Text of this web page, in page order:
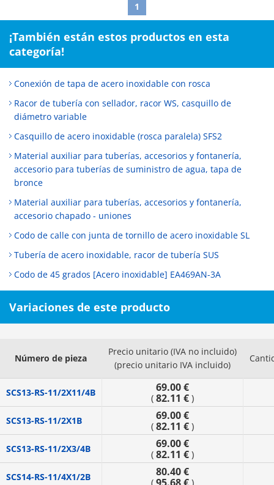
1
¡También están estos productos en esta
categoría!
Conexión de tapa de acero inoxidable con rosca
Racor de tubería con sellador, racor WS, casquillo de
diámetro variable
Casquillo de acero inoxidable (rosca paralela) SFS2
Material auxiliar para tuberías, accesorios y fontanería,
accesorio para tuberías de suministro de agua, tapa de
bronce
Material auxiliar para tuberías, accesorios y fontanería,
accesorio chapado - uniones
Codo de calle con junta de tornillo de acero inoxidable SL
Tubería de acero inoxidable, racor de tubería SUS
Codo de 45 grados [Acero inoxidable] EA469AN-3A
Variaciones de este producto
Número de pieza
Precio unitario (IVA no incluido)
(precio unitario IVA incluido)
SCS13-RS-11/2X11/4B 69.00 €
( 82.11 € )
SCS13-RS-11/2X1B 69.00 €
( 82.11 € )
SCS13-RS-11/2X3/4B 69.00 €
( 82.11 € )
SCS14-RS-11/4X1/2B 80.40 €
( )